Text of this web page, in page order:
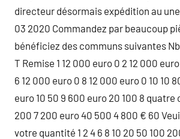
directeur désormais expédition au
03 2020 Commandez par beaucoup
bénéficiez des communs suivantes
T Remise 1 12 000 euro 0 2 12 000
6 12 000 euro 0 8 12 000 euro 0 10 10
euro 10 50 9 600 euro 20 100 8 quatre
200 7 200 euro 40 500 4 800 € 60
votre quantité 1 2 4 6 8 10 20 50 100